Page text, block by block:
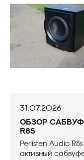
31.07.2026
Обзор
R8s
Perlisten Audio
активный